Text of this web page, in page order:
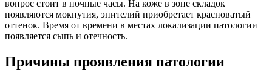
вопрос стоит в ночные часы. На коже в зоне складок
появляются мокнутия, эпителий приобретает красноватый
оттенок. Время от времени в местах локализации патологии
появляется сыпь и отечность.
Причины проявления патологии